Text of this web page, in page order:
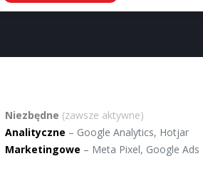
Niezbędne (zawsze aktywne)
Analityczne – Google Analytics, Hotjar
Marketingowe – Meta Pixel, Google Ads